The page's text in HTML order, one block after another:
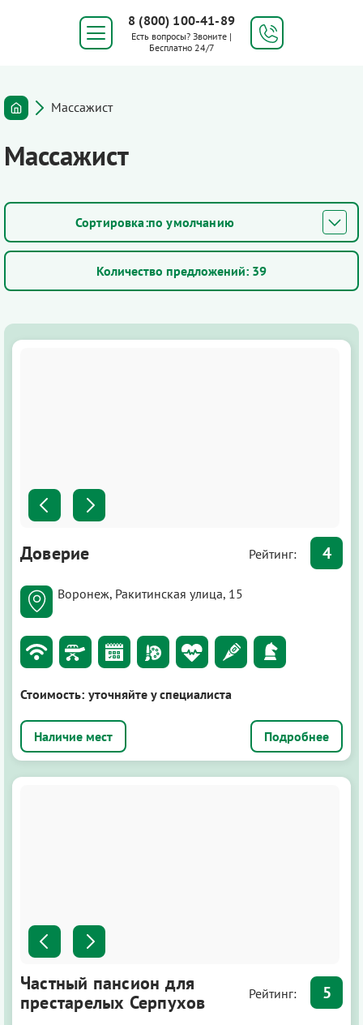
8 (800) 100-41-89
Есть вопросы? Звоните |
Бесплатно 24/7
Массажист
Массажист
по умолчанию
Количество предложений: 39
Доверие Рейтинг: 4
Воронеж, Ракитинская улица, 15
Стоимость: уточняйте у специалиста
Подробнее
Частный пансион для
престарелых Серпухов
Рейтинг: 5